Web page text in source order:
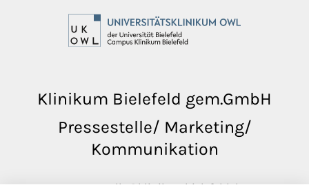
Klinikum Bielefeld gem.GmbH
Pressestelle/ Marketing/
Kommunikation